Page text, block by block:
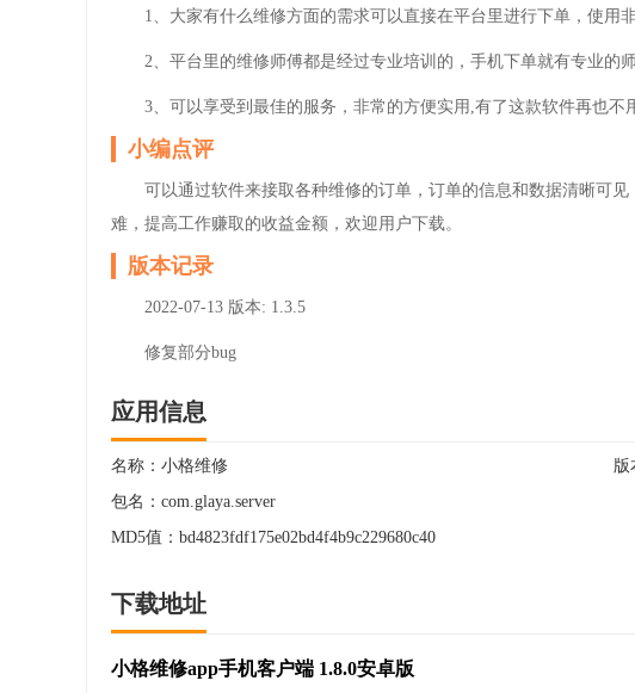
1、大家有什么维修方面的需求可以直接在平台里进行下单，使用
2、平台里的维修师傅都是经过专业培训的，手机下单就有专业的
3、可以享受到最佳的服务，非常的方便实用,有了这款软件再也不
小编点评
可以通过软件来接取各种维修的订单，订单的信息和数据清晰可
难，提高工作赚取的收益金额，欢迎用户下载。
版本记录
2022-07-13 版本: 1.3.5
修复部分bug
应用信息
名称： 小格维修 版
包名： com.glaya.server
MD5值： bd4823fdf175e02bd4f4b9c229680c40
下载地址
小格维修app手机客户端 1.8.0安卓版